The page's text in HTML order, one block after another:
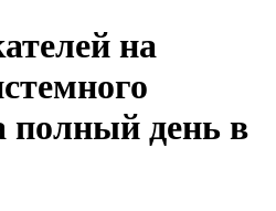
на
полный день в